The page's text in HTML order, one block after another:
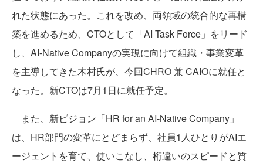
れた状態にあった。これを改め、両領域の統合的な再構
築を進めるため、CTOとして「AI Task Force」をリード
し、AI-Native Companyの実現に向けて組織・事業変革
を主導してきた木村氏が、今回CHRO 兼 CAIOに就任と
なった。新CTOは7月1日に就任予定。
また、新ビジョン「HR for an AI-Native Company」
は、HR部門の変革にとどまらず、社員1人ひとりがAIエ
ージェントを育て、使いこなし、桁違いのスピードと質